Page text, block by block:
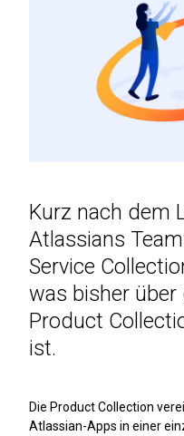
Kurz nach dem
Atlassians
Service
was bisher über
Product
ist.
Die Product Collection
Atlassian-Apps in einer